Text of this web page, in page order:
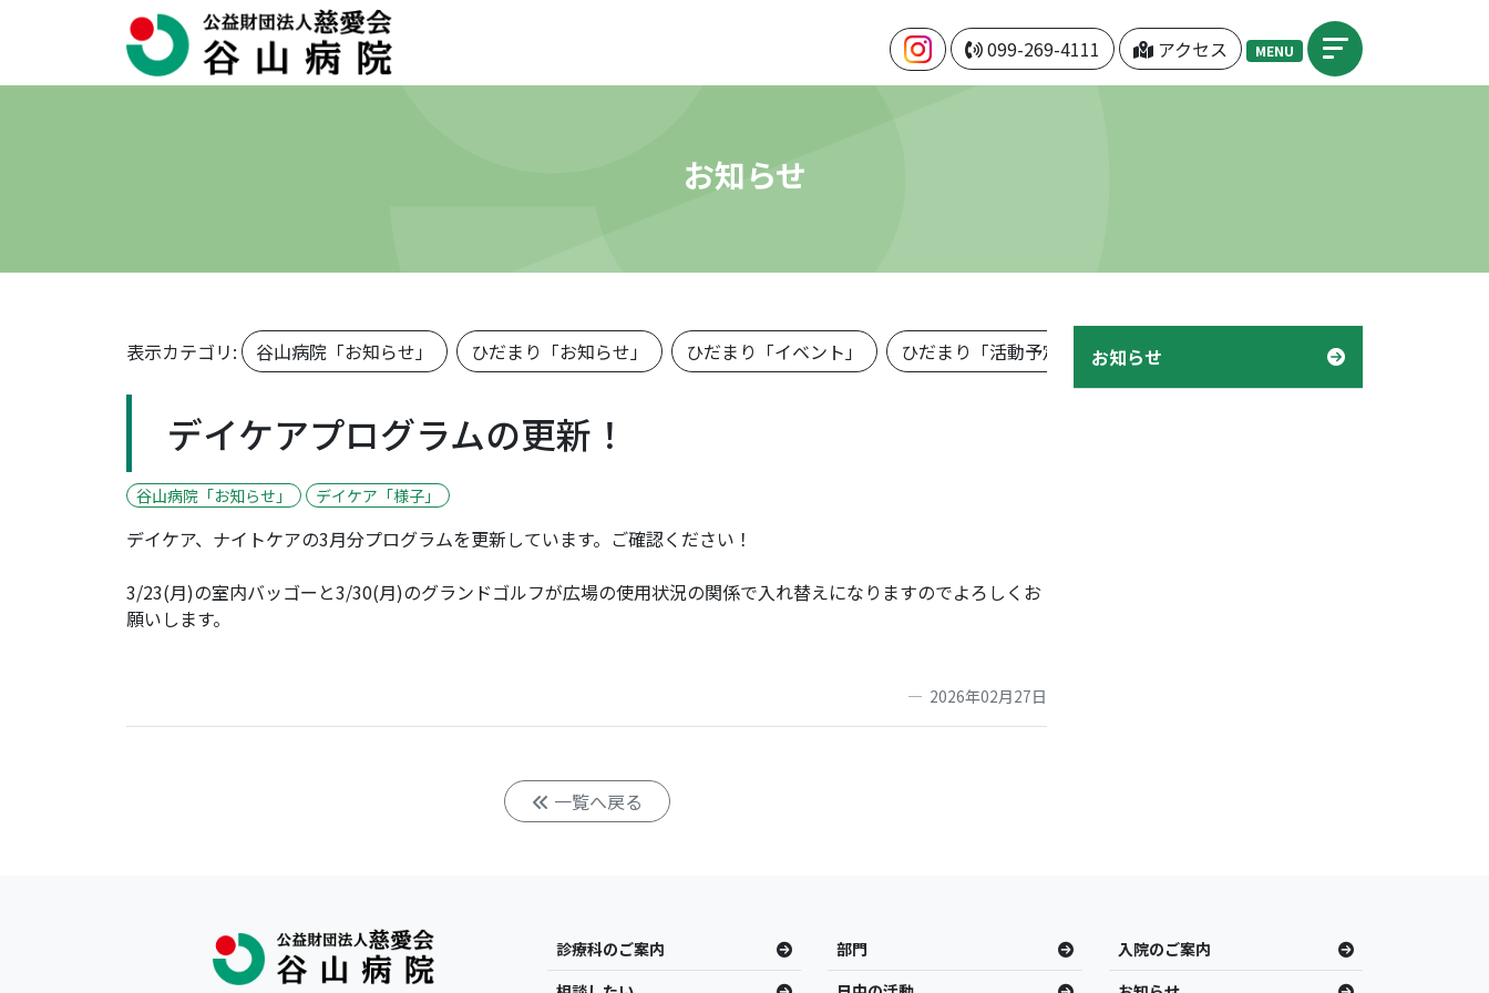
099-269-4111 アクセス MENU
お知らせ
表示カテゴリ: 谷山病院「お知らせ」 ひだまり「お知らせ」 ひだまり「イベント」 ひだまり「活動予定表」 機関紙「つぼみ」 デイケア「様子」
デイケアプログラムの更新！
谷山病院「お知らせ」 デイケア「様子」
デイケア、ナイトケアの3月分プログラムを更新しています。ご確認ください！
3/23(月)の室内バッゴーと3/30(月)のグランドゴルフが広場の使用状況の関係で入れ替えになりますのでよろしくお
願いします。
2026年02月27日
一覧へ戻る
お知らせ
診療科のご案内 部門
入院のご案内